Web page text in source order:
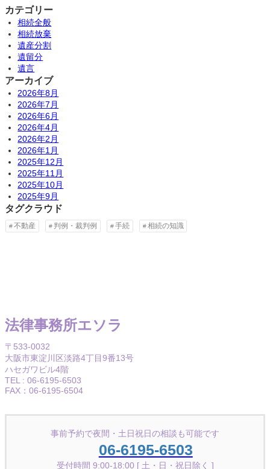
カテゴリー
相続全般
相続放棄
遺産分割
遺留分
遺言
アーカイブ
2026年8月
2026年7月
2026年6月
2026年4月
2026年2月
2026年1月
2025年12月
2025年11月
2025年10月
2025年9月
タグクラウド
不動産 判例・裁判例 手続 相続の知識
法律事務所エソラ
〒533-0032
大阪市東淀川区淡路4丁目9番13号
ハセガワビル4階
TEL : 06-6195-6503
FAX：06-6195-6504
事前予約で夜間・土日祝日の相談も可能です
06-6195-6503
受付時間 9:00-18:00 [ 土・日・祝日除く ]